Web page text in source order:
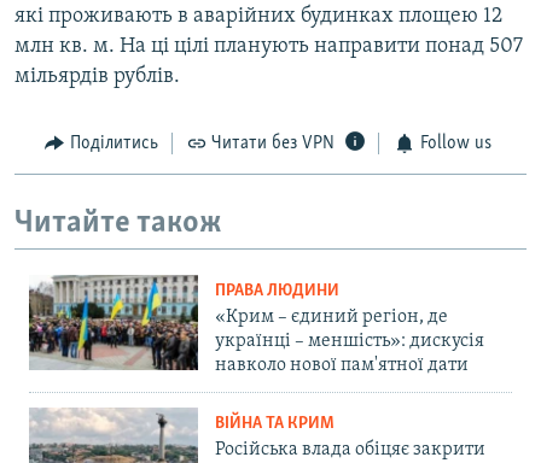
які проживають в аварійних будинках площею 12
млн кв. м. На ці цілі планують направити понад 507
мільярдів рублів.
Поділитись Читати без VPN Follow us
Читайте також
ПРАВА ЛЮДИНИ
«Крим – єдиний регіон, де
українці – меншість»: дискусія
навколо нової пам'ятної дати
ВІЙНА ТА КРИМ
Російська влада обіцяє закрити